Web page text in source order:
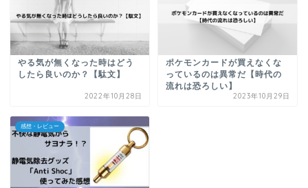
やる気が無くなった時はどう
したら良いのか？【駄文】
2022年10月28日
ポケモンカードが買えなくな
っているのは異常だ【時代の
流れは恐ろしい】
2023年10月29日
感想・レビュー